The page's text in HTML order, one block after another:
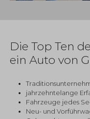
Die Top Ten
ein Auto von
jahrzehntelange
Fahrzeuge jedes
Neu- und